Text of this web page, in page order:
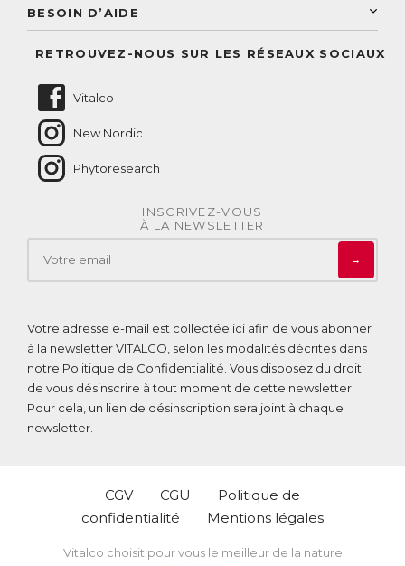
Conseil personnalisé
BESOIN D’AIDE
RETROUVEZ-NOUS SUR LES RÉSEAUX SOCIAUX
Vitalco
New Nordic
Phytoresearch
INSCRIVEZ-VOUS
À LA NEWSLETTER
→
Votre adresse e-mail est collectée ici afin de vous abonner
à la newsletter VITALCO, selon les modalités décrites dans
notre Politique de Confidentialité . Vous disposez du droit
de vous désinscrire à tout moment de cette newsletter.
Pour cela, un lien de désinscription sera joint à chaque
newsletter.
CGV CGU
Politique de
confidentialité
Mentions légales
Vitalco choisit pour vous le meilleur de la nature